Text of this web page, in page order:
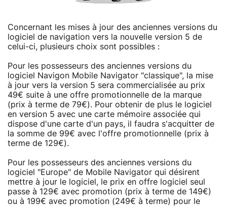
Concernant les mises à jour des anciennes versions du
logiciel de navigation vers la nouvelle version 5 de
celui-ci, plusieurs choix sont possibles :
Pour les possesseurs des anciennes versions du
logiciel Navigon Mobile Navigator "classique", la mise
à jour vers la version 5 sera commercialisée au prix
49€ suite à une offre promotionnelle de la marque
(prix à terme de 79€). Pour obtenir de plus le logiciel
en version 5 avec une carte mémoire associée qui
dispose d'une carte d'un pays, il faudra s'acquitter de
la somme de 99€ avec l'offre promotionnelle (prix à
terme de 129€).
Pour les possesseurs des anciennes versions du
logiciel "Europe" de Mobile Navigator qui désirent
mettre à jour le logiciel, le prix en offre logiciel seul
passe à 129€ avec promotion (prix à terme de 149€)
ou à 199€ avec promotion (249€ à terme) pour le